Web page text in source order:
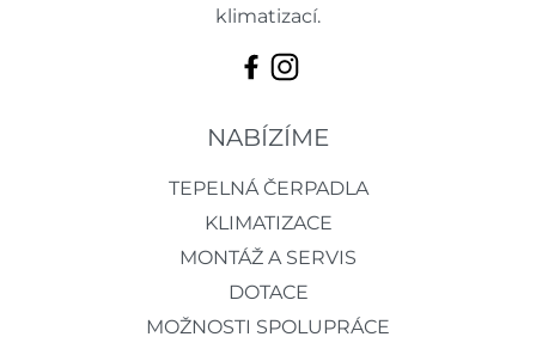
klimatizací.
NABÍZÍME
TEPELNÁ ČERPADLA
KLIMATIZACE
MONTÁŽ A SERVIS
DOTACE
MOŽNOSTI SPOLUPRÁCE